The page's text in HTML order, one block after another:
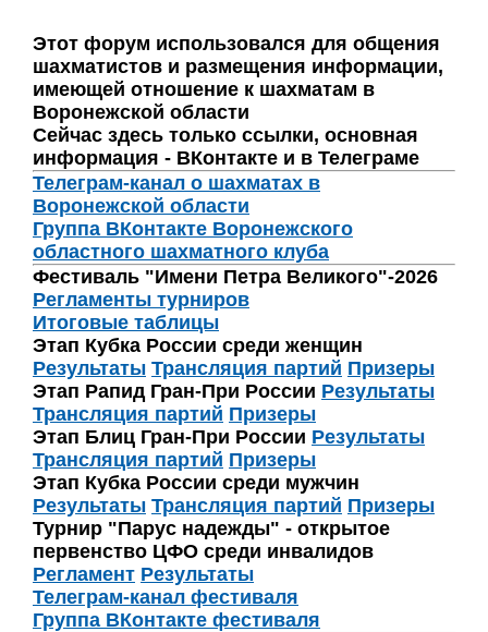
Этот форум использовался для общения
шахматистов и размещения информации,
имеющей отношение к шахматам в
Воронежской области
Сейчас здесь только ссылки, основная
информация - ВКонтакте и в Телеграме
Телеграм-канал о шахматах в
Воронежской области
Группа ВКонтакте Воронежского
областного шахматного клуба
Фестиваль "Имени Петра Великого"-2026
Регламенты турниров
Итоговые таблицы
Этап Кубка России среди женщин
Результаты Трансляция партий Призеры
Этап Рапид Гран-При России Результаты
Трансляция партий Призеры
Этап Блиц Гран-При России Результаты
Трансляция партий Призеры
Этап Кубка России среди мужчин
Результаты Трансляция партий Призеры
Турнир "Парус надежды" - открытое
первенство ЦФО среди инвалидов
Регламент Результаты
Телеграм-канал фестиваля
Группа ВКонтакте фестиваля